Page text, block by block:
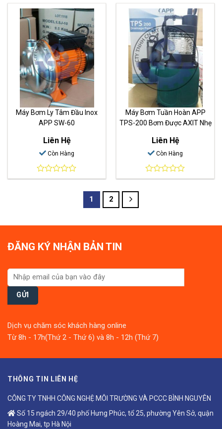
out
of
5
out
of
5
Máy Bơm Ly Tâm Đầu Inox
APP SW-60
Liên Hệ
Còn Hàng
0
Máy Bơm Tuần Hoàn APP
TPS-200 Bơm Được AXIT Nhẹ
Liên Hệ
Còn Hàng
0
1 2
ĐĂNG KÝ NHẬN BẢN TIN
Dịch vụ chăm sóc khách hàng online
Từ 8h - 17h(Thứ 2 - Thứ 6) và 8h - 12h (Thứ 7)
THÔNG TIN LIÊN HỆ
CÔNG TY TNHH CÔNG NGHỆ MÔI TRƯỜNG VÀ PCCC BÌNH NGUYÊN
Số 15 ngách 29/40 phố Hưng Phúc, tổ 25, phường Yên Sở, quận
Hoàng Mai, tp Hà Nội